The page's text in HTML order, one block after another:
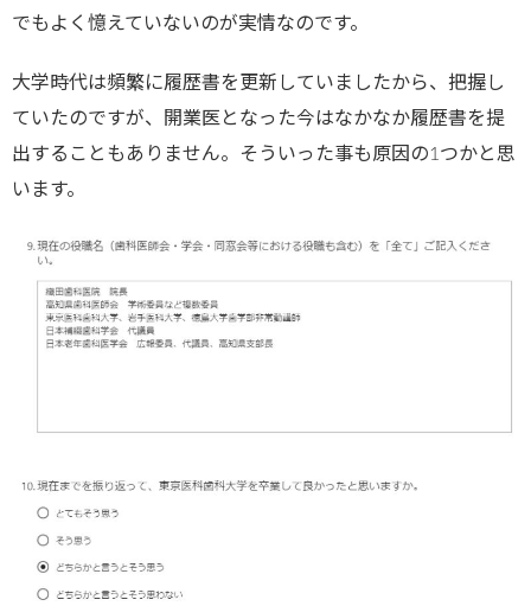
でもよく憶えていないのが実情なのです。
大学時代は頻繁に履歴書を更新していましたから、把握し
ていたのですが、開業医となった今はなかなか履歴書を提
出することもありません。そういった事も原因の1つかと思
います。